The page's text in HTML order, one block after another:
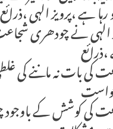
ہے ،پرویز الہی ،ذرائع
الہی نے چودھری
بات نہ ماننے کی
کی کوشش کے باوجود